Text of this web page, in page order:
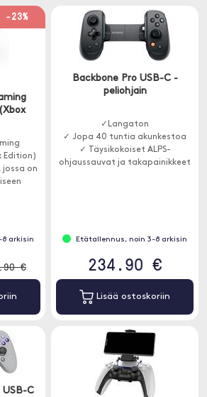
-23%
Edition)
jossa on
8 arkisin
€
Backbone Pro USB-C -
peliohjain
✓Langaton
✓ Jopa 40 tuntia akunkestoa
✓ Täysikokoiset ALPS-
ohjaussauvat ja takapainikkeet
Etätallennus, noin 3-8 arkisin
234.90 €
Lisää ostoskoriin
USB-C